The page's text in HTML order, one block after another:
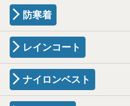
防寒着
レインコート
ナイロンベスト